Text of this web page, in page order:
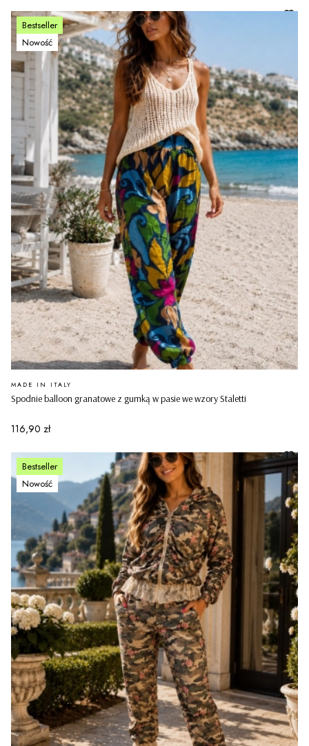
Bestseller
Nowość
Spodnie balloon granatowe z gumką w pasie we wzory Staletti
PRODUCENT
MADE IN ITALY
Cena
116,90 zł
Bestseller
Nowość